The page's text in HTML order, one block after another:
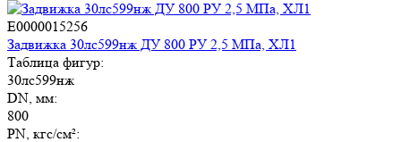
E0000015256
Задвижка 30лс599нж ДУ 800 РУ 2,5 МПа, ХЛ1
Таблица фигур:
30лс599нж
DN, мм:
800
PN, кгс/см²: